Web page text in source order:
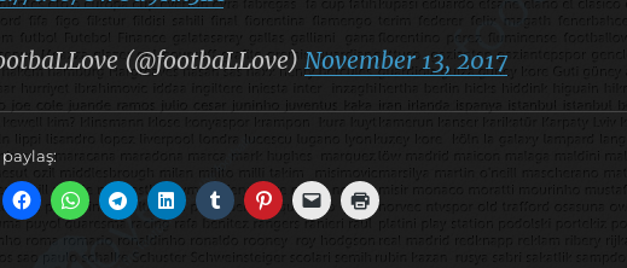
(@footbaLLove) November 13, 2017